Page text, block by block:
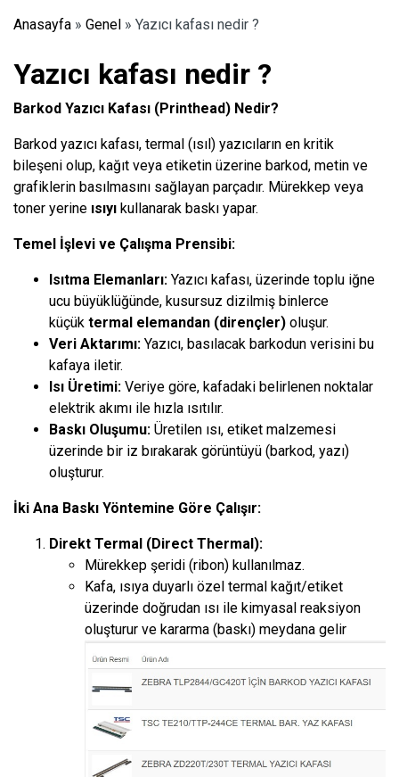
Anasayfa » Genel » Yazıcı kafası nedir ?
Yazıcı kafası nedir ?
Barkod Yazıcı Kafası (Printhead) Nedir?
Barkod yazıcı kafası, termal (ısıl) yazıcıların en kritik
bileşeni olup, kağıt veya etiketin üzerine barkod, metin ve
grafiklerin basılmasını sağlayan parçadır. Mürekkep veya
toner yerine ısıyı kullanarak baskı yapar.
Temel İşlevi ve Çalışma Prensibi:
Isıtma Elemanları: Yazıcı kafası, üzerinde toplu iğne
ucu büyüklüğünde, kusursuz dizilmiş binlerce
küçük termal elemandan (dirençler) oluşur.
Veri Aktarımı: Yazıcı, basılacak barkodun verisini bu
kafaya iletir.
Isı Üretimi: Veriye göre, kafadaki belirlenen noktalar
elektrik akımı ile hızla ısıtılır.
Baskı Oluşumu: Üretilen ısı, etiket malzemesi
üzerinde bir iz bırakarak görüntüyü (barkod, yazı)
oluşturur.
İki Ana Baskı Yöntemine Göre Çalışır:
Direkt Termal (Direct Thermal):
Mürekkep şeridi (ribon) kullanılmaz.
Kafa, ısıya duyarlı özel termal kağıt/etiket
üzerinde doğrudan ısı ile kimyasal reaksiyon
oluşturur ve kararma (baskı) meydana gelir